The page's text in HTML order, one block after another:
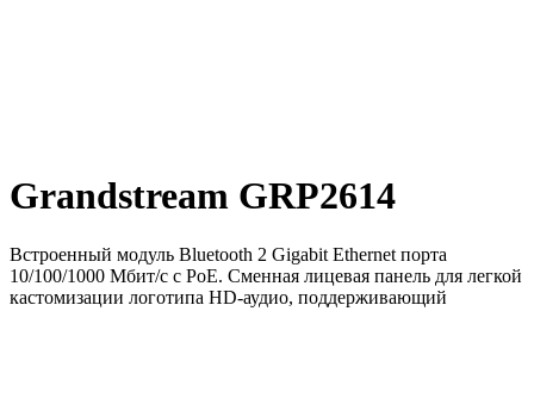
Grandstream GRP2614
Встроенный модуль Bluetooth 2 Gigabit Ethernet порта
10/100/1000 Мбит/с с PoE. Сменная лицевая панель для легкой
кастомизации логотипа HD-аудио, поддерживающий